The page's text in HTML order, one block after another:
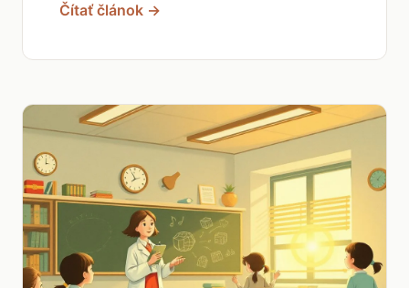
Čítať článok →